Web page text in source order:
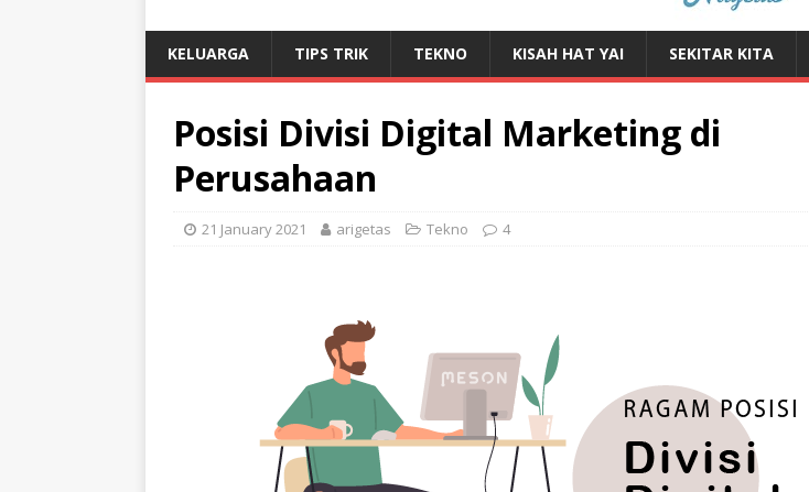
KELUARGA TIPS TRIK TEKNO KISAH HAT YAI SEKITAR KITA
Posisi Divisi Digital Marketing di
Perusahaan
21 January 2021 arigetas Tekno 4